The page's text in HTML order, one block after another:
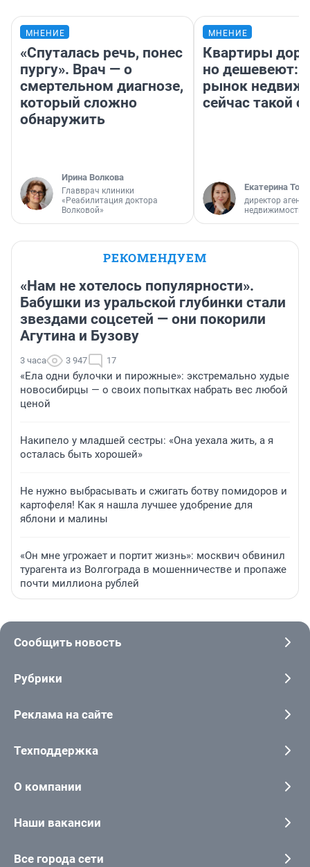
МНЕНИЕ
«Спуталась речь, понес
пургу». Врач — о
смертельном диагнозе,
который сложно
обнаружить
Ирина Волкова
Главврач клиники
«Реабилитация доктора
Волковой»
МНЕНИЕ
Квартиры
но дешевеют:
рынок
сейчас такой
Екатерина
директор
недвижимости
РЕКОМЕНДУЕМ
«Нам не хотелось популярности».
Бабушки из уральской глубинки стали
звездами соцсетей — они покорили
Агутина и Бузову
3 часа 3 947 17
«Ела одни булочки и пирожные»: экстремально худые
новосибирцы — о своих попытках набрать вес любой
ценой
Накипело у младшей сестры: «Она уехала жить, а я
осталась быть хорошей»
Не нужно выбрасывать и сжигать ботву помидоров и
картофеля! Как я нашла лучшее удобрение для
яблони и малины
«Он мне угрожает и портит жизнь»: москвич обвинил
турагента из Волгограда в мошенничестве и пропаже
почти миллиона рублей
Сообщить новость
Рубрики
Реклама на сайте
Техподдержка
О компании
Наши вакансии
Все города сети